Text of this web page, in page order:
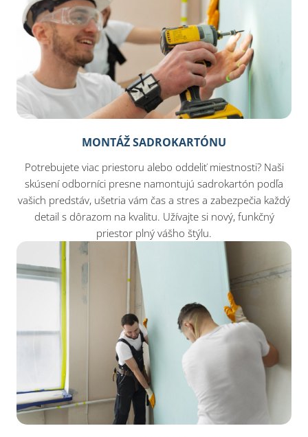
MONTÁŽ SADROKARTÓNU
Potrebujete viac priestoru alebo oddeliť miestnosti? Naši
skúsení odborníci presne namontujú sadrokartón podľa
vašich predstáv, ušetria vám čas a stres a zabezpečia každý
detail s dôrazom na kvalitu. Užívajte si nový, funkčný
priestor plný vášho štýlu.